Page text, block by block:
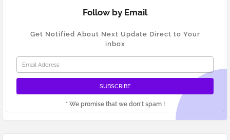
Follow by Email
Get Notified About Next Update Direct to Your
inbox
* We promise that we don't spam !